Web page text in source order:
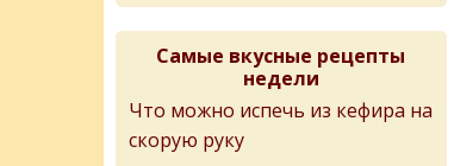
Самые вкусные рецепты
недели
Что можно испечь из кефира на
скорую руку